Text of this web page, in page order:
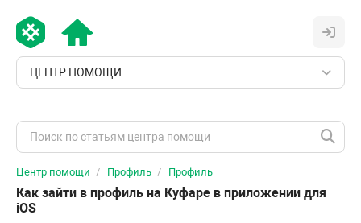
ЦЕНТР ПОМОЩИ
Центр помощи Профиль Профиль
Как зайти в профиль на Куфаре в приложении для
iOS